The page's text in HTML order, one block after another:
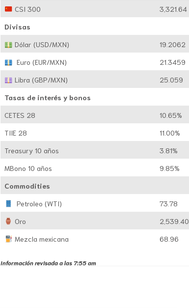
CSI 300
3,321.64
Divisas
Dólar (USD/MXN)
19.2062
Euro (EUR/MXN)
21.3459
Libra (GBP/MXN)
25.059
Tasas de interés y bonos
CETES 28
10.65%
TIIE 28
11.00%
Treasury 10 años
3.81%
MBono 10 años
9.85%
Commodities
Petroleo (WTI)
73.78
Oro
2,539.40
Mezcla mexicana
68.96
Información revisada a las 7:55 am